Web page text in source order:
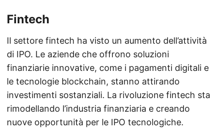
Fintech
Il settore fintech ha visto un aumento dell’attività
di IPO. Le aziende che offrono soluzioni
finanziarie innovative, come i pagamenti digitali e
le tecnologie blockchain, stanno attirando
investimenti sostanziali. La rivoluzione fintech sta
rimodellando l’industria finanziaria e creando
nuove opportunità per le IPO tecnologiche.